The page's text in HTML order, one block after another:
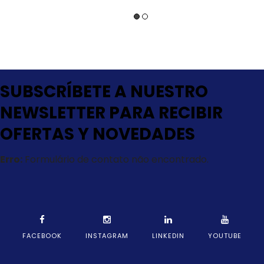
SUBSCRÍBETE A NUESTRO
NEWSLETTER PARA RECIBIR
OFERTAS Y NOVEDADES
Erro: Formulário de contato não encontrado.
FACEBOOK INSTAGRAM LINKEDIN YOUTUBE